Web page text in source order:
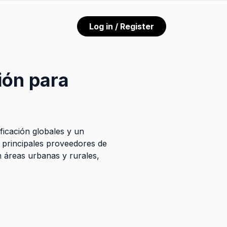
Log in / Register
para
globales y un
proveedores de
áreas urbanas y rurales,